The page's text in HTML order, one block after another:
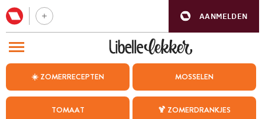
AANMELDEN
☀️ ZOMERRECEPTEN MOSSELEN
TOMAAT 🍹 ZOMERDRANKJES
BEZOEK ONZE ANDERE WEBSITES